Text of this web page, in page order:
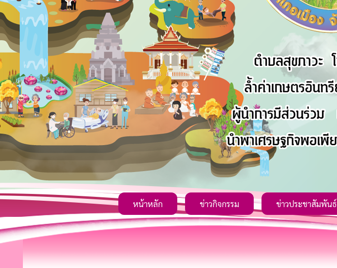
หน้าหลัก ข่าวกิจกรรม ข่าวประชาสัมพันธ์